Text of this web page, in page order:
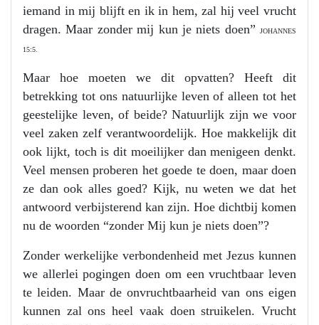
iemand in mij blijft en ik in hem, zal hij veel vrucht
dragen. Maar zonder mij kun je niets doen”
JOHANNES
15:5.
Maar hoe moeten we dit opvatten? Heeft dit
betrekking tot ons natuurlijke leven of alleen tot het
geestelijke leven, of beide? Natuurlijk zijn we voor
veel zaken zelf verantwoordelijk. Hoe makkelijk dit
ook lijkt, toch is dit moeilijker dan menigeen denkt.
Veel mensen proberen het goede te doen, maar doen
ze dan ook alles goed? Kijk, nu weten we dat het
antwoord verbijsterend kan zijn. Hoe dichtbij komen
nu de woorden “zonder Mij kun je niets doen”?
Zonder werkelijke verbondenheid met Jezus kunnen
we allerlei pogingen doen om een vruchtbaar leven
te leiden. Maar de onvruchtbaarheid van ons eigen
kunnen zal ons heel vaak doen struikelen. Vrucht